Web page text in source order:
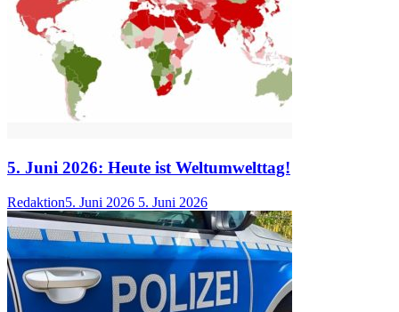
5. Juni 2026: Heute ist Weltumwelttag!
Redaktion5. Juni 2026 5. Juni 2026